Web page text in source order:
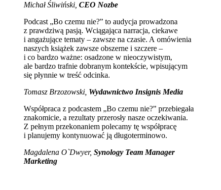
Michał Śliwiński, CEO Nozbe
Podcast „Bo czemu nie?” to audycja prowadzona
z prawdziwą pasją. Wciągająca narracja, ciekawe
i angażujące tematy – zawsze na czasie. A omówienia
naszych książek zawsze obszerne i szczere –
i co bardzo ważne: osadzone w nieoczywistym,
ale bardzo trafnie dobranym kontekście, wpisującym
się płynnie w treść odcinka.
Tomasz Brzozowski, Wydawnictwo Insignis Media
Współpraca z podcastem „Bo czemu nie?” przebiegała
znakomicie, a rezultaty przerosły nasze oczekiwania.
Z pełnym przekonaniem polecamy tę współpracę
i planujemy kontynuować ją długoterminowo.
Magdalena O`Dwyer, Synology Team Manager
Marketing